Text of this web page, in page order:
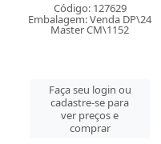
Código: 127629
Embalagem: Venda DP\24
Master CM\1152
Faça seu login ou
cadastre-se para
ver preços e
comprar